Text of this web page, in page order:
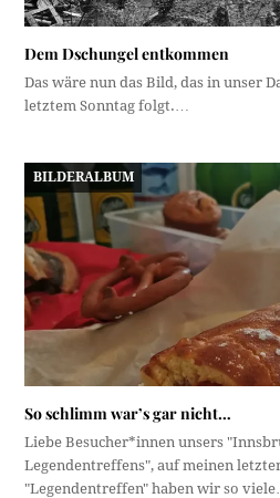
Dem Dschungel entkommen
Das wäre nun das Bild, das in unser
letztem Sonntag folgt.…
BILDERALBUM
So schlimm war’s gar nicht…
Liebe Besucher*innen unsers
Legendentreffens", auf meinen
"Legendentreffen" haben wir so